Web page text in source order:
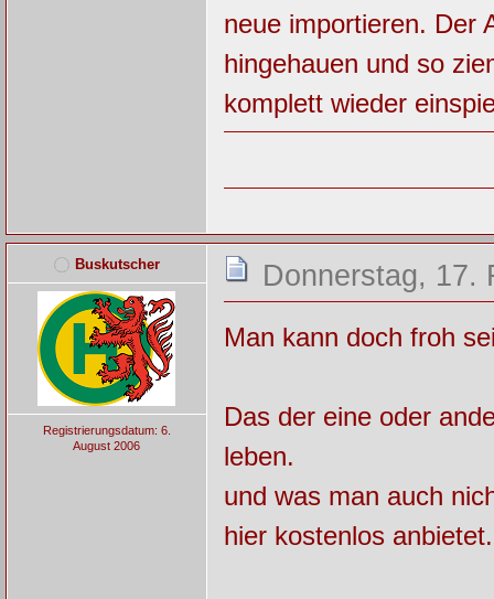
neue importieren. Der
hingehauen und so
komplett wieder
Buskutscher
Registrierungsdatum: 6.
August 2006
Donnerstag, 17.
Man kann doch froh
Das der eine oder
leben.
und was man auch
hier kostenlos anbietet.